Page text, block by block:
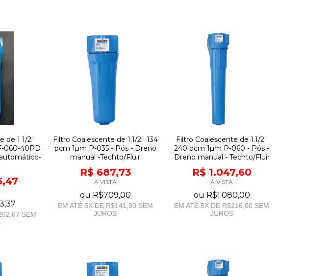
de 1 1/2''
060-40PD
SEM
Filtro Coalescente de 1.1/2'' 134
pcm 1µm P-035 - Pós - Dreno
manual -Techto/Fluir
R$ 687,73
À VISTA
ou R$709,00
EM ATÉ 5X DE R$141,80 SEM
JUROS
Filtro Coalescente de 1.1/2''
240 pcm 1µm P-060 - Pós -
Dreno manual - Techto/Fluir
R$ 1.047,60
À VISTA
ou R$1.080,00
EM ATÉ 5X DE R$216,00 SEM
JUROS